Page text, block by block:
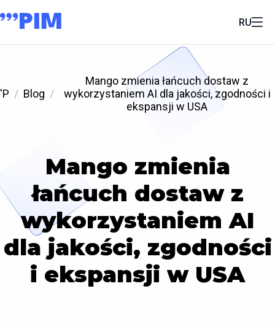
RU
'P Blog
Mango zmienia łańcuch dostaw z
wykorzystaniem AI dla jakości, zgodności i
ekspansji w USA
Mango zmienia
łańcuch dostaw z
wykorzystaniem AI
dla jakości, zgodności
i ekspansji w USA